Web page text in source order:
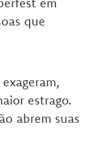
que
estrago.
abrem suas